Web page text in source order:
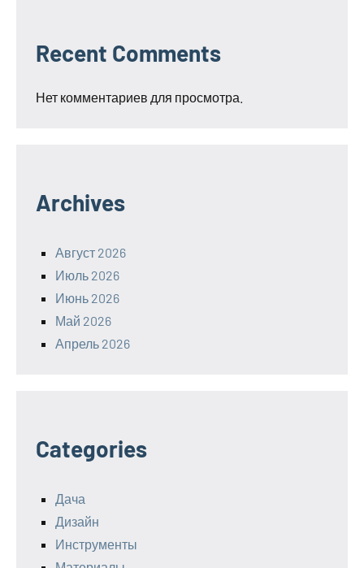
Recent Comments
Нет комментариев для просмотра.
Archives
Август 2026
Июль 2026
Июнь 2026
Май 2026
Апрель 2026
Categories
Дача
Дизайн
Инструменты